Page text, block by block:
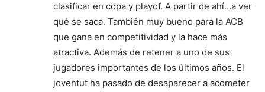
clasificar en copa y playof. A partir de ahí…a ver
qué se saca. También muy bueno para la ACB
que gana en competitividad y la hace más
atractiva. Además de retener a uno de sus
jugadores importantes de los últimos años. El
joventut ha pasado de desaparecer a acometer